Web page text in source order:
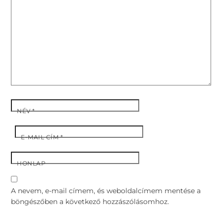
NÉV*
E-MAIL CÍM*
HONLAP
A nevem, e-mail címem, és weboldalcímem mentése a
böngészőben a következő hozzászólásomhoz.